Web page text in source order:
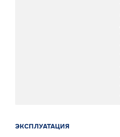
ЭКСПЛУАТАЦИЯ